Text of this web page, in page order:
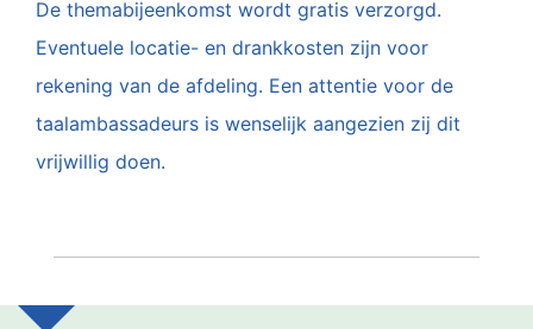
De themabijeenkomst wordt gratis verzorgd.
Eventuele locatie- en drankkosten zijn voor
rekening van de afdeling. Een attentie voor de
taalambassadeurs is wenselijk aangezien zij dit
vrijwillig doen.